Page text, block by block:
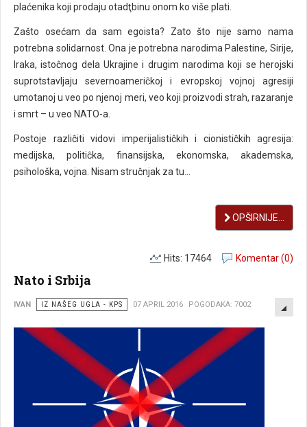
plaćenika koji prodaju otadţbinu onom ko više plati.
Zašto osećam da sam egoista? Zato što nije samo nama
potrebna solidarnost. Ona je potrebna narodima Palestine, Sirije,
Iraka, istoĉnog dela Ukrajine i drugim narodima koji se herojski
suprotstavljaju severnoameriĉkoj i evropskoj vojnoj agresiji
umotanoj u veo po njenoj meri, veo koji proizvodi strah, razaranje
i smrt – u veo NATO-a.
Postoje razliĉiti vidovi imperijalistiĉkih i cionistiĉkih agresija:
medijska, politiĉka, finansijska, ekonomska, akademska,
psihološka, vojna. Nisam struĉnjak za tu...
OPŠIRNIJE...
Komentar (0)
Hits: 17464
Nato i Srbija
IVAN IZ NAŠEG UGLA - KPS 07 APRIL 2016 POGODAKA: 7002